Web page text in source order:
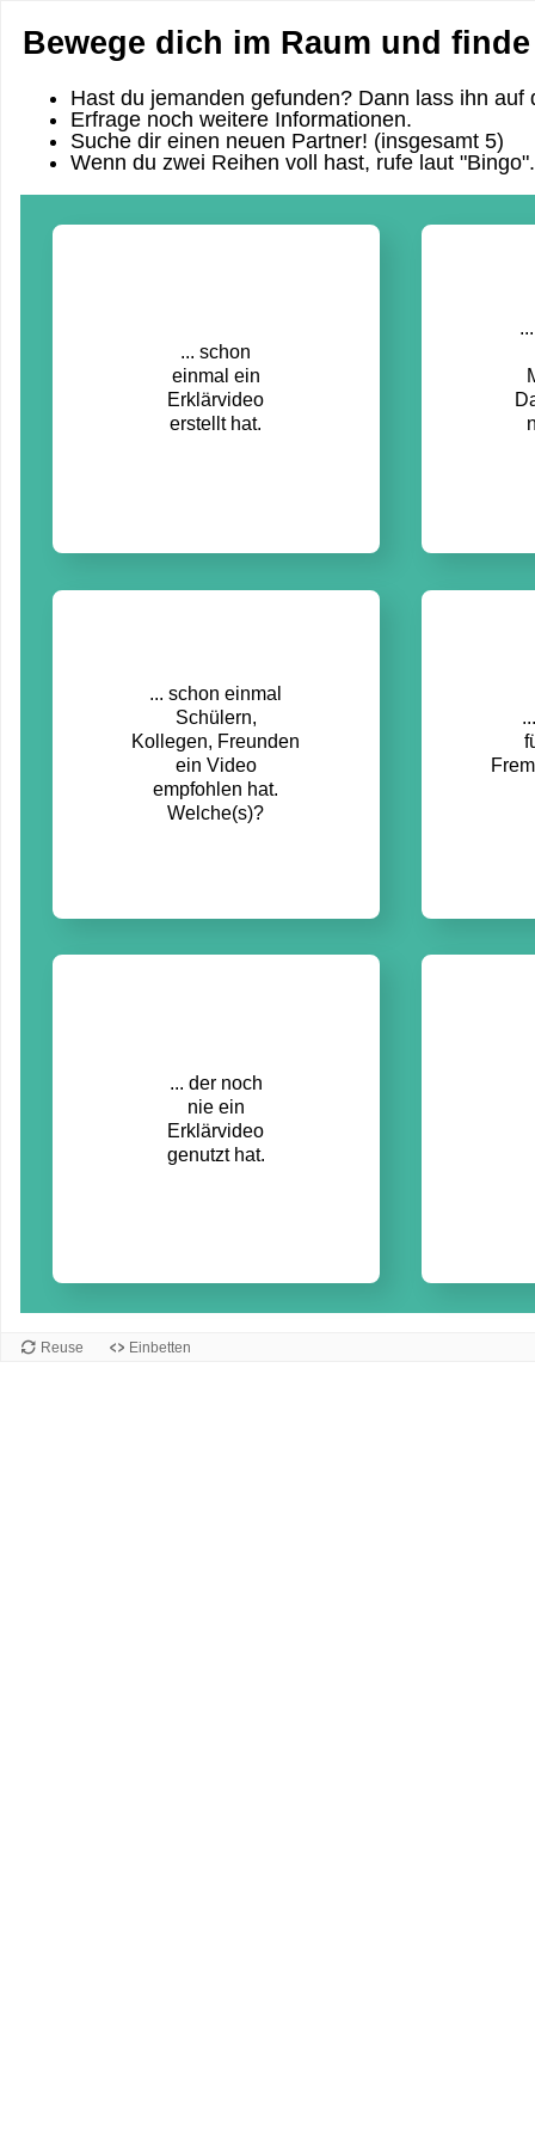
Bewege dich im Raum und
Hast du jemanden gefunden? Dann lass ihn auf
Erfrage noch weitere Informationen.
Suche dir einen neuen Partner! (insgesamt 5)
Wenn du zwei Reihen voll hast, rufe laut "Bingo".
... schon
einmal ein
Erklärvideo
erstellt hat.
... schon einmal
Schülern,
Kollegen, Freunden
ein Video
empfohlen hat.
Welche(s)?
... der noch
nie ein
Erklärvideo
genutzt hat.
Reuse Einbetten